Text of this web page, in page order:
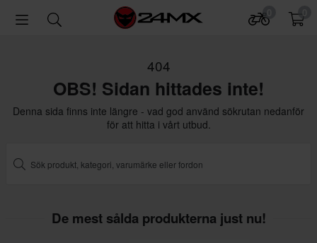
404
OBS! Sidan hittades inte!
Denna sida finns inte längre - vad god använd sökrutan nedanför
för att hitta i vårt utbud.
De mest sålda produkterna just nu!